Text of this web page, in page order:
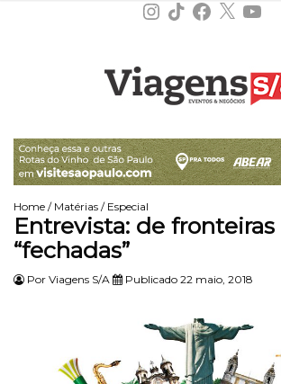
Instagram
TikTokFacebook
X
Home / Matérias / Especial
Entrevista: de fronteiras
“fechadas”
Por Viagens S/A Publicado 22 maio, 2018